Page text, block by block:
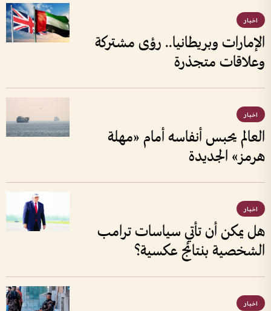
اخبار
الإمارات وبريطانيا.. رؤى مشتركة
وعلاقات متجذرة
اخبار
العالم يحبس أنفاسه أمام «مهلة
هرمز» الجديدة
اخبار
هل يمكن أن تأتي سياسات ترامب
الشخصية بنتائج عكسية؟
اخبار